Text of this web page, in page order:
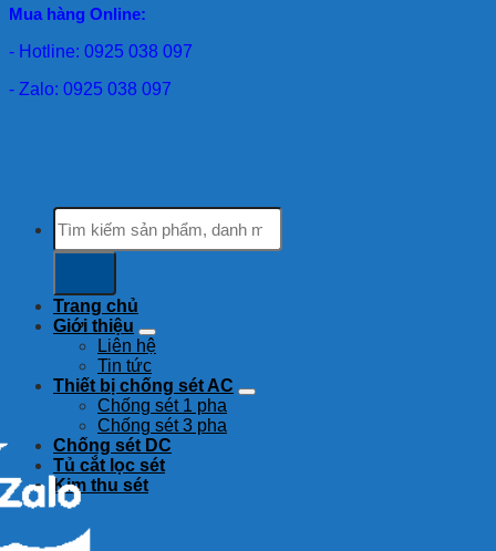
Mua hàng Online:
- Hotline: 0925 038 097
- Zalo: 0925 038 097
Tìm
kiếm:
Trang chủ
Giới thiệu
Liên hệ
Tin tức
Thiết bị chống sét AC
Chống sét 1 pha
Chống sét 3 pha
Chống sét DC
Tủ cắt lọc sét
Kim thu sét